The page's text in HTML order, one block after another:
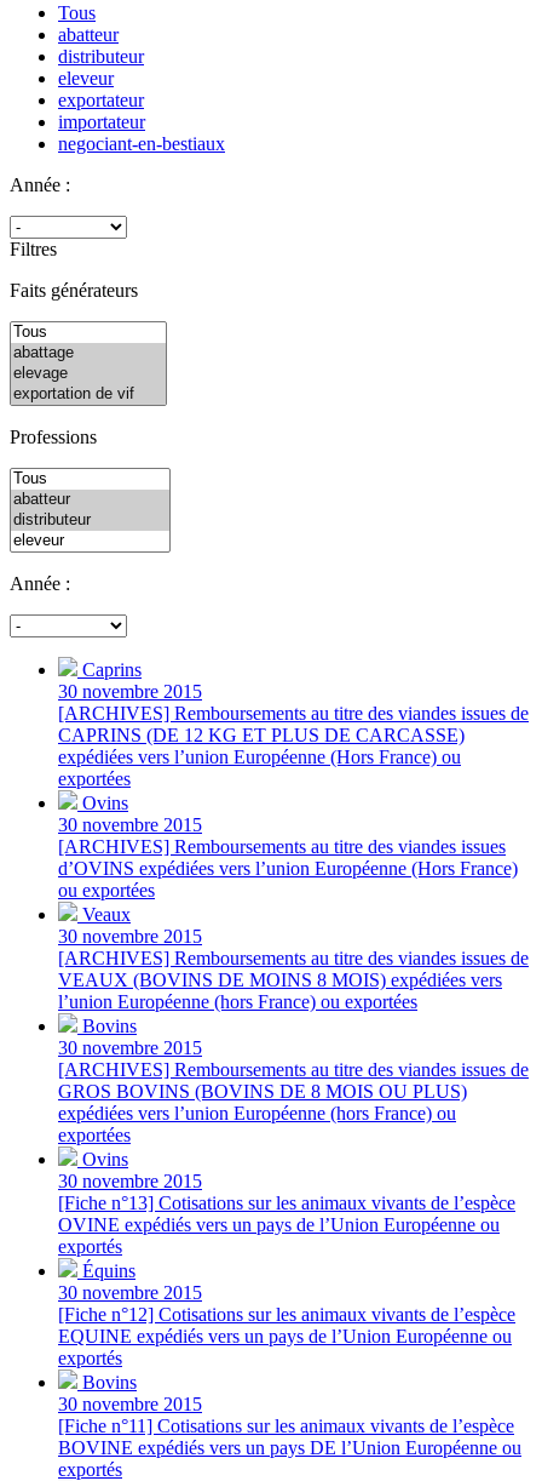
Tous
abatteur
distributeur
eleveur
exportateur
importateur
negociant-en-bestiaux
Année :
Filtres
Faits générateurs
Professions
Année :
Caprins
30 novembre 2015
[ARCHIVES] Remboursements au titre des viandes issues de
CAPRINS (DE 12 KG ET PLUS DE CARCASSE)
expédiées vers l’union Européenne (Hors France) ou
exportées
Ovins
30 novembre 2015
[ARCHIVES] Remboursements au titre des viandes issues
d’OVINS expédiées vers l’union Européenne (Hors France)
ou exportées
Veaux
30 novembre 2015
[ARCHIVES] Remboursements au titre des viandes issues de
VEAUX (BOVINS DE MOINS 8 MOIS) expédiées vers
l’union Européenne (hors France) ou exportées
Bovins
30 novembre 2015
[ARCHIVES] Remboursements au titre des viandes issues de
GROS BOVINS (BOVINS DE 8 MOIS OU PLUS)
expédiées vers l’union Européenne (hors France) ou
exportées
Ovins
30 novembre 2015
[Fiche n°13] Cotisations sur les animaux vivants de l’espèce
OVINE expédiés vers un pays de l’Union Européenne ou
exportés
Équins
30 novembre 2015
[Fiche n°12] Cotisations sur les animaux vivants de l’espèce
EQUINE expédiés vers un pays de l’Union Européenne ou
exportés
Bovins
30 novembre 2015
[Fiche n°11] Cotisations sur les animaux vivants de l’espèce
BOVINE expédiés vers un pays DE l’Union Européenne ou
exportés